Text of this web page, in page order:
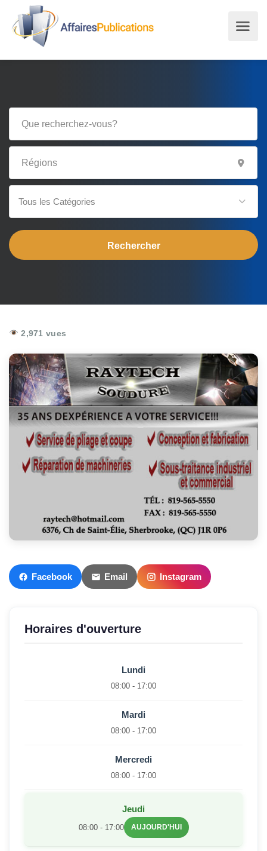
Tous les Catégories
2,971 vues
Facebook Email Instagram
Horaires d'ouverture
Lundi
08:00 - 17:00
Mardi
08:00 - 17:00
Mercredi
08:00 - 17:00
Jeudi
08:00 - 17:00 AUJOURD'HUI